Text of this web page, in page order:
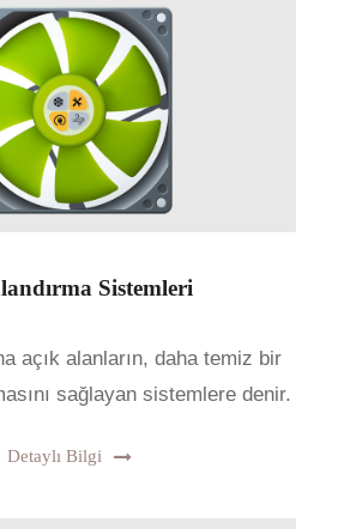
Sistemleri
açık alanların, daha temiz bir
sağlayan sistemlere denir.
Detaylı Bilgi